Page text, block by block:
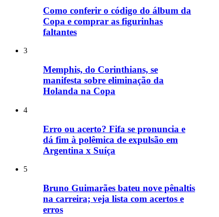
Como conferir o código do álbum da
Copa e comprar as figurinhas
faltantes
3
Memphis, do Corinthians, se
manifesta sobre eliminação da
Holanda na Copa
4
Erro ou acerto? Fifa se pronuncia e
dá fim à polêmica de expulsão em
Argentina x Suíça
5
Bruno Guimarães bateu nove pênaltis
na carreira; veja lista com acertos e
erros